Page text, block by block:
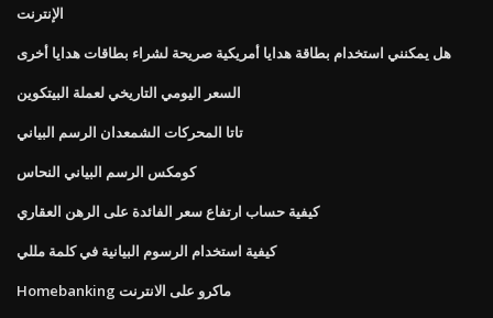
الإنترنت
هل يمكنني استخدام بطاقة هدايا أمريكية صريحة لشراء بطاقات هدايا أخرى
السعر اليومي التاريخي لعملة البيتكوين
تاتا المحركات الشمعدان الرسم البياني
كومكس الرسم البياني النحاس
كيفية حساب ارتفاع سعر الفائدة على الرهن العقاري
كيفية استخدام الرسوم البيانية في كلمة مللي
Homebanking ماكرو على الانترنت